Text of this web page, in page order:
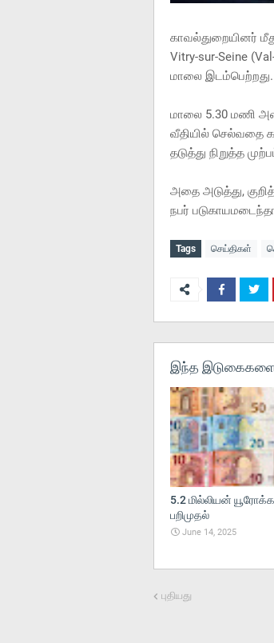
காவல்துறையினர்
Vitry-sur-Seine
மாலை இடம்பெற்றது.
மாலை 5.30 மணி
வீதியில் செல்வதை
தடுத்து நிறுத்த
அதை அடுத்து,
நபர்
Tags செய்திகள்
இந்த இடுகைகளை
5.2 மில்லியன்
பறிமுதல்
June 14, 2025
புதியது